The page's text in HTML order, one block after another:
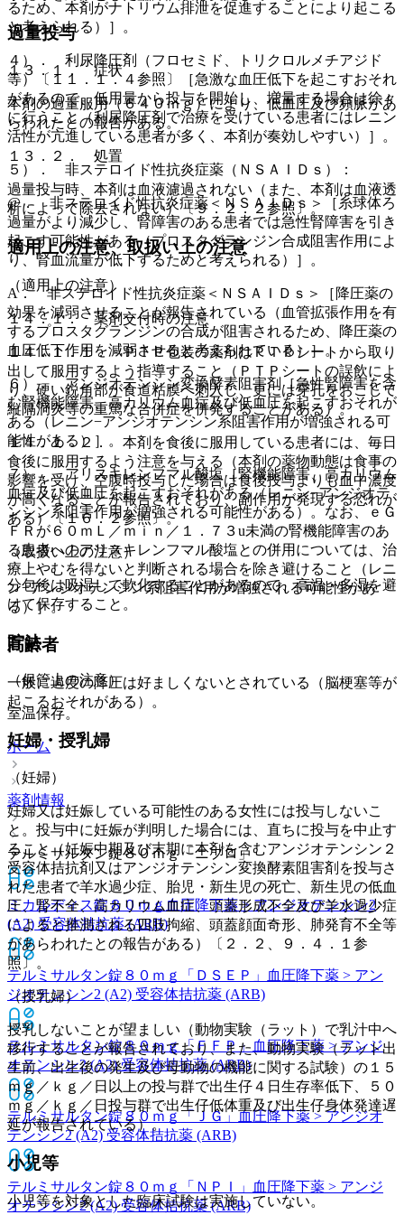
過量投与
１３．１． 症状
本剤の過量服用（６４０ｍｇ）により、低血圧及び頻脈があ
らわれたとの報告がある。
１３．２． 処置
過量投与時、本剤は血液濾過されない（また、本剤は血液透
析によって除去されない）〔９．２．２参照〕。
適用上の注意、取扱い上の注意
（適用上の注意）
１４．１． 薬剤交付時の注意
１４．１．１． ＰＴＰ包装の薬剤はＰＴＰシートから取り
出して服用するよう指導すること（ＰＴＰシートの誤飲によ
り、硬い鋭角部が食道粘膜へ刺入し、更には穿孔をおこして
縦隔洞炎等の重篤な合併症を併発することがある）。
１４．１．２． 本剤を食後に服用している患者には、毎日
食後に服用するよう注意を与える（本剤の薬物動態は食事の
影響を受け、空腹時投与した場合は食後投与よりも血中濃度
が高くなることが報告されており、副作用が発現する恐れが
ある）〔１６．２参照〕。
（取扱い上の注意）
分包後は吸湿して軟化することがあるので、高温・多湿を避
けて保存すること。
貯法
（保管上の注意）
室温保存。
ホーム
薬剤情報
テルミサルタン錠８０ｍｇ「ニプロ」
ミカルディス錠８０ｍｇ 血圧降下薬 > アンジオテンシン2
(A2) 受容体拮抗薬 (ARB)
テルミサルタン錠８０ｍｇ「ＤＳＥＰ」
血圧降下薬 > アン
ジオテンシン2 (A2) 受容体拮抗薬 (ARB)
テルミサルタン錠８０ｍｇ「ＦＦＰ」 血圧降下薬 > アンジ
オテンシン2 (A2) 受容体拮抗薬 (ARB)
テルミサルタン錠８０ｍｇ「ＪＧ」 血圧降下薬 > アンジオ
テンシン2 (A2) 受容体拮抗薬 (ARB)
テルミサルタン錠８０ｍｇ「ＮＰＩ」
血圧降下薬 > アンジ
オテンシン2 (A2) 受容体拮抗薬 (ARB)
るため、本剤がナトリウム排泄を促進することにより起こる
と考えられる）］。
４）． 利尿降圧剤（フロセミド、トリクロルメチアジド
等）〔１１．１．４参照〕［急激な血圧低下を起こすおそれ
があるので、低用量から投与を開始し、増量する場合は徐々
に行うこと（利尿降圧剤で治療を受けている患者にはレニン
活性が亢進している患者が多く、本剤が奏効しやすい）］。
５）． 非ステロイド性抗炎症薬（ＮＳＡＩＤｓ）：
@． 非ステロイド性抗炎症薬＜ＮＳＡＩＤｓ＞［糸球体ろ
過量がより減少し、腎障害のある患者では急性腎障害を引き
起こす可能性がある（プロスタグランジン合成阻害作用によ
り、腎血流量が低下するためと考えられる）］。
A． 非ステロイド性抗炎症薬＜ＮＳＡＩＤｓ＞［降圧薬の
効果を減弱させることが報告されている（血管拡張作用を有
するプロスタグランジンの合成が阻害されるため、降圧薬の
血圧低下作用を減弱させると考えられている）］。
６）． アンジオテンシン変換酵素阻害剤［急性腎障害を含
む腎機能障害、高カリウム血症及び低血圧を起こすおそれが
ある（レニン−アンジオテンシン系阻害作用が増強される可
能性がある）］。
７）． アリスキレンフマル酸塩［腎機能障害、高カリウム
血症及び低血圧を起こすおそれがある（レニン−アンジオテ
ンシン系阻害作用が増強される可能性がある）。なお、ｅＧ
ＦＲが６０ｍＬ／ｍｉｎ／１．７３u未満の腎機能障害のあ
る患者へのアリスキレンフマル酸塩との併用については、治
療上やむを得ないと判断される場合を除き避けること（レニ
ン−アンジオテンシン系阻害作用が増強される可能性があ
る）］。
高齢者
一般に過度の降圧は好ましくないとされている（脳梗塞等が
起こるおそれがある）。
妊婦・授乳婦
（妊婦）
妊婦又は妊娠している可能性のある女性には投与しないこ
と。投与中に妊娠が判明した場合には、直ちに投与を中止す
ること（妊娠中期及び末期に本剤を含むアンジオテンシン２
受容体拮抗剤又はアンジオテンシン変換酵素阻害剤を投与さ
れた患者で羊水過少症、胎児・新生児の死亡、新生児の低血
圧、腎不全、高カリウム血症、頭蓋形成不全及び羊水過少症
によると推測される四肢拘縮、頭蓋顔面奇形、肺発育不全等
があらわれたとの報告がある）〔２．２、９．４．１参
照〕。
（授乳婦）
授乳しないことが望ましい（動物実験（ラット）で乳汁中へ
移行することが報告されており、また、動物実験（ラット出
生前、出生後の発生及び母動物の機能に関する試験）の１５
ｍｇ／ｋｇ／日以上の投与群で出生仔４日生存率低下、５０
ｍｇ／ｋｇ／日投与群で出生仔低体重及び出生仔身体発達遅
延が報告されている）。
小児等
小児等を対象とした臨床試験は実施していない。